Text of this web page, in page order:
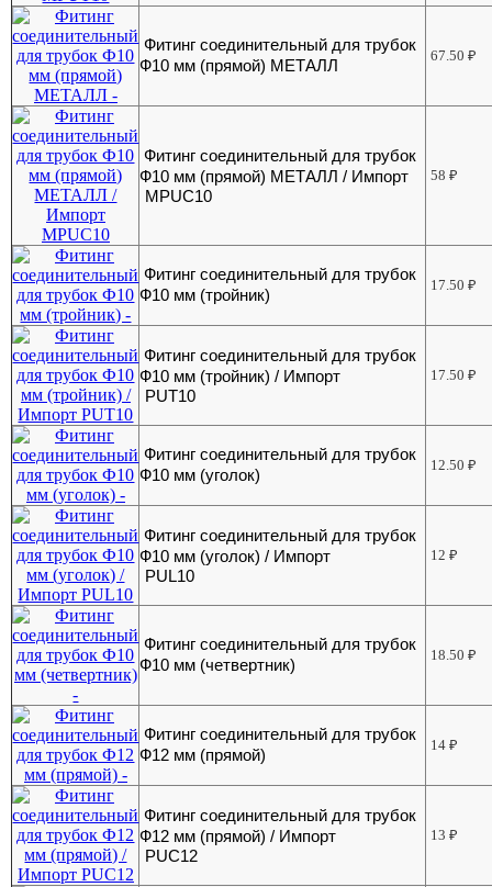
Фитинг соединительный для трубок
Ф10 мм (прямой) МЕТАЛЛ
67.50₽
Фитинг соединительный для трубок
Ф10 мм (прямой) МЕТАЛЛ / Импорт
MPUC10
58₽
Фитинг соединительный для трубок
Ф10 мм (тройник)
17.50₽
Фитинг соединительный для трубок
Ф10 мм (тройник) / Импорт
PUT10
17.50₽
Фитинг соединительный для трубок
Ф10 мм (уголок)
12.50₽
Фитинг соединительный для трубок
Ф10 мм (уголок) / Импорт
PUL10
12₽
Фитинг соединительный для трубок
Ф10 мм (четвертник)
18.50₽
Фитинг соединительный для трубок
Ф12 мм (прямой)
14₽
Фитинг соединительный для трубок
Ф12 мм (прямой) / Импорт
PUC12
13₽